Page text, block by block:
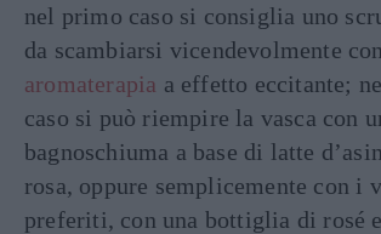
nel primo caso si consiglia uno
da scambiarsi vicendevolmente
aromaterapia a effetto eccitante;
caso si può riempire la vasca con
bagnoschiuma a base di latte
rosa, oppure semplicemente con i
preferiti, con una bottiglia di rosé